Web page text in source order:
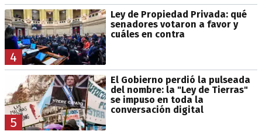
4
Ley de Propiedad Privada: qué
senadores votaron a favor y
cuáles en contra
5
El Gobierno perdió la pulseada
del nombre: la "Ley de Tierras"
se impuso en toda la
conversación digital